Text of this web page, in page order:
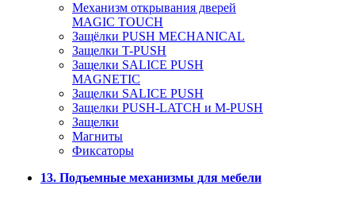
Механизм открывания дверей
MAGIC TOUCH
Защёлки PUSH MECHANICAL
Защелки T-PUSH
Защелки SALICE PUSH
MAGNETIC
Защелки SALICE PUSH
Защелки PUSH-LATCH и M-PUSH
Защелки
Магниты
Фиксаторы
13. Подъемные механизмы для мебели